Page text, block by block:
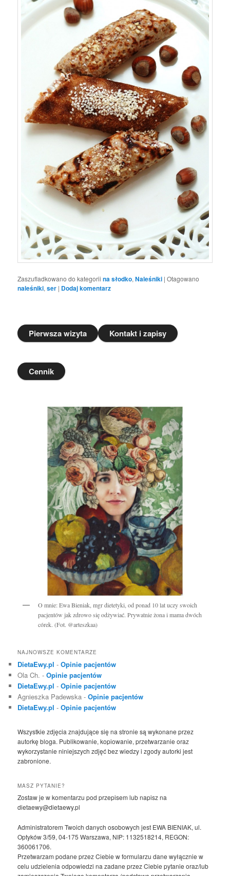
Zaszufladkowano do kategorii na słodko,Naleśniki |Otagowano
naleśniki,ser | Dodaj komentarz
Pierwsza wizyta Kontakt i zapisy
Cennik
O mnie: Ewa Bieniak, mgr dietetyki, od ponad 10 lat uczy swoich
pacjentów jak zdrowo się odżywiać. Prywatnie żona i mama dwóch
córek. (Fot. @arteszkaa)
NAJNOWSZE KOMENTARZE
DietaEwy.pl -Opinie pacjentów
Ola Ch. -Opinie pacjentów
DietaEwy.pl -Opinie pacjentów
Agnieszka Padewska -Opinie pacjentów
DietaEwy.pl -Opinie pacjentów
Wszystkie zdjęcia znajdujące się na stronie są wykonane przez
autorkę bloga. Publikowanie, kopiowanie, przetwarzanie oraz
wykorzystanie niniejszych zdjęć bez wiedzy i zgody autorki jest
zabronione.
MASZ PYTANIE?
Zostaw je w komentarzu pod przepisem lub napisz na
dietaewy@dietaewy.pl
Administratorem Twoich danych osobowych jest EWA BIENIAK, ul.
Optyków 3/59, 04-175 Warszawa, NIP: 1132518214, REGON:
360061706.
Przetwarzam podane przez Ciebie w formularzu dane wyłącznie w
celu udzielenia odpowiedzi na zadane przez Ciebie pytanie oraz/lub